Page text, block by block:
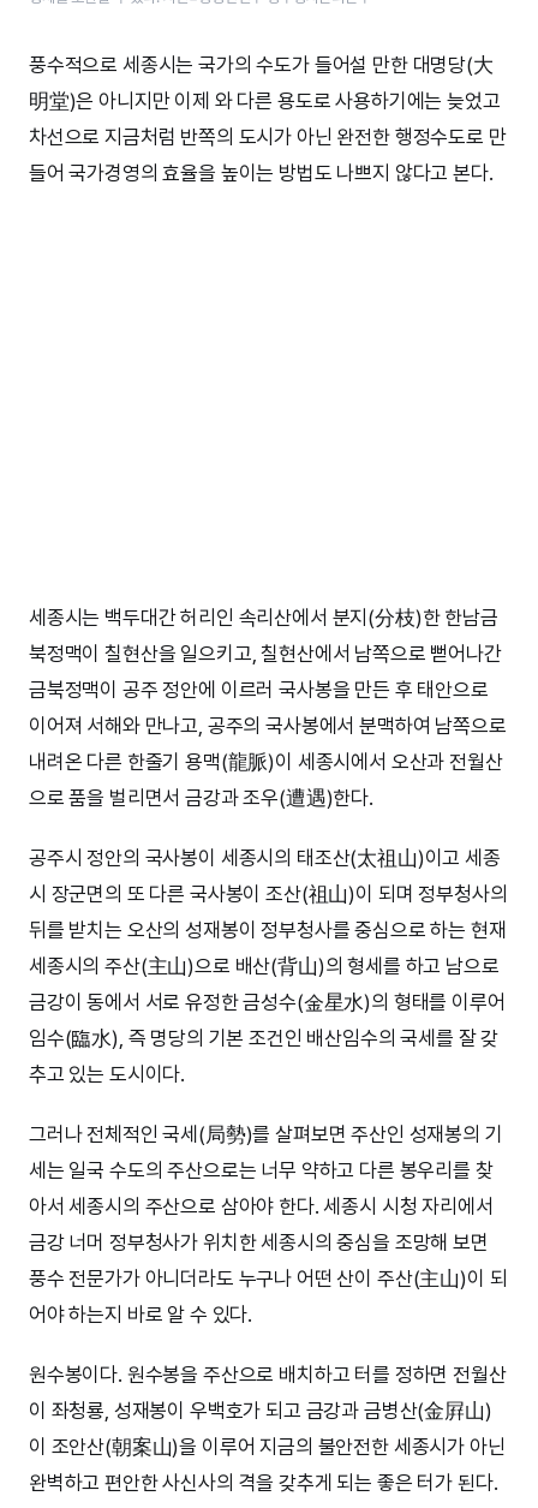
풍수적으로 세종시는 국가의 수도가 들어설 만한 대명당(大
明堂)은 아니지만 이제 와 다른 용도로 사용하기에는 늦었고
차선으로 지금처럼 반쪽의 도시가 아닌 완전한 행정수도로 만
들어 국가경영의 효율을 높이는 방법도 나쁘지 않다고 본다.
세종시는 백두대간 허리인 속리산에서 분지(分枝)한 한남금
북정맥이 칠현산을 일으키고, 칠현산에서 남쪽으로 뻗어나간
금북정맥이 공주 정안에 이르러 국사봉을 만든 후 태안으로
이어져 서해와 만나고, 공주의 국사봉에서 분맥하여 남쪽으로
내려온 다른 한줄기 용맥(龍脈)이 세종시에서 오산과 전월산
으로 품을 벌리면서 금강과 조우(遭遇)한다.
공주시 정안의 국사봉이 세종시의 태조산(太祖山)이고 세종
시 장군면의 또 다른 국사봉이 조산(祖山)이 되며 정부청사의
뒤를 받치는 오산의 성재봉이 정부청사를 중심으로 하는 현재
세종시의 주산(主山)으로 배산(背山)의 형세를 하고 남으로
금강이 동에서 서로 유정한 금성수(金星水)의 형태를 이루어
임수(臨水), 즉 명당의 기본 조건인 배산임수의 국세를 잘 갖
추고 있는 도시이다.
그러나 전체적인 국세(局勢)를 살펴보면 주산인 성재봉의 기
세는 일국 수도의 주산으로는 너무 약하고 다른 봉우리를 찾
아서 세종시의 주산으로 삼아야 한다. 세종시 시청 자리에서
금강 너머 정부청사가 위치한 세종시의 중심을 조망해 보면
풍수 전문가가 아니더라도 누구나 어떤 산이 주산(主山)이 되
어야 하는지 바로 알 수 있다.
원수봉이다. 원수봉을 주산으로 배치하고 터를 정하면 전월산
이 좌청룡, 성재봉이 우백호가 되고 금강과 금병산(金屛山)
이 조안산(朝案山)을 이루어 지금의 불안전한 세종시가 아닌
완벽하고 편안한 사신사의 격을 갖추게 되는 좋은 터가 된다.